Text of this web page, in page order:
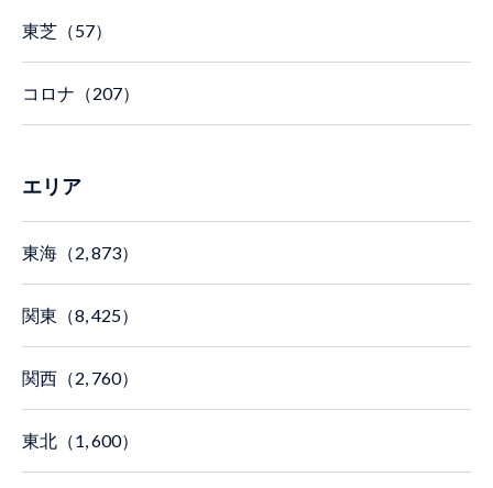
東芝（57）
コロナ（207）
エリア
東海（2, 873）
関東（8, 425）
関西（2, 760）
東北（1, 600）